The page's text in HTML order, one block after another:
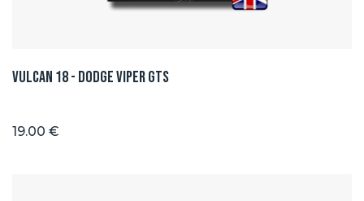
Vulcan 18 - Dodge Viper GTS
19.00 €